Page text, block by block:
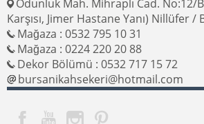
Odunluk Mah. Mihraplı Cad. No:12/
Karşısı, Jimer Hastane Yanı) Nillüfer /
Mağaza : 0532 795 10 31
Mağaza : 0224 220 20 88
Dekor Bölümü : 0532 717 15 72
bursanikahsekeri@hotmail.com